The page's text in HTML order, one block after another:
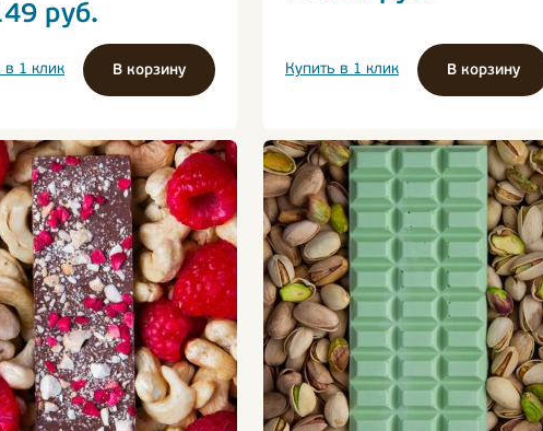
руб.
в 1 клик В корзину Купить в 1 клик В корзину